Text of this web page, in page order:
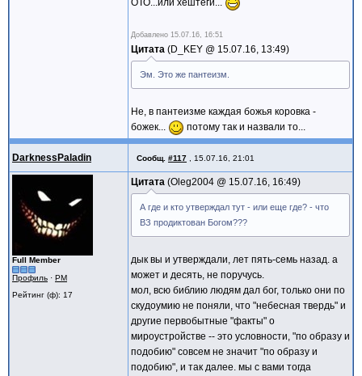
ОТО...или хештеги...
Добавлено 15.07.16, 16:51
Цитата D_KEY @ 15.07.16, 13:49
Эм. Это же пантеизм.
Не, в пантеизме каждая божья коровка -
божек...
потому так и назвали то...
DarknessPaladin Сообщ. #117 15.07.16, 21:01
Full Member
Профиль · PM
Рейтинг (ф): 17
Цитата Oleg2004 @ 15.07.16, 16:49
А где и кто утверждал тут - или еще где? - что
ВЗ продиктован Богом???
дык вы и утверждали, лет пять-семь назад. а
может и десять, не поручусь.
мол, всю библию людям дал бог, только они по
скудоумию не поняли, что "небесная твердь" и
другие первобытные "факты" о
мироустройстве -- это условности, "по образу и
подобию" совсем не значит "по образу и
подобию", и так далее. мы с вами тогда